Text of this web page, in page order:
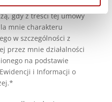
z moją
gdy z treści tej umowy
mnie charakteru
w szczególności z
przez mnie działalności
na podstawie
i Informacji o